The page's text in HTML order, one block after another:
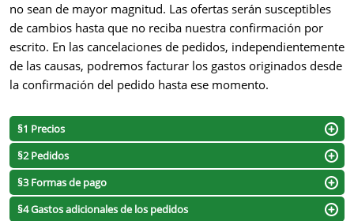
no sean de mayor magnitud. Las ofertas serán susceptibles
de cambios hasta que no reciba nuestra confirmación por
escrito. En las cancelaciones de pedidos, independientemente
de las causas, podremos facturar los gastos originados desde
la confirmación del pedido hasta ese momento.
§1 Precios
§2 Pedidos
§3 Formas de pago
§4 Gastos adicionales de los pedidos